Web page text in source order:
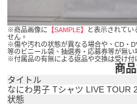
※商品画像に 【SAMPLE】
と表示されてい
せん。
※傷や汚れの状態が異なる場合や、CD・
等のビニール袋、抽選券・応募券等が無い
※付属品の有無による返品や交換は受け付
商
タイトル
なにわ男子 Tシャツ LIVE TOUR
状態